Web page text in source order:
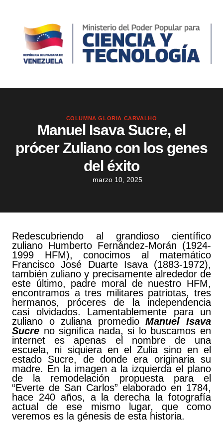
COLUMNA GLORIA CARVALHO
Manuel Isava Sucre, el
prócer Zuliano con los genes
del éxito
marzo 10, 2025
Redescubriendo al grandioso científico
zuliano Humberto Fernández-Morán (1924-
1999 HFM), conocimos al matemático
Francisco José Duarte Isava (1883-1972),
también zuliano y precisamente alrededor de
este último, padre moral de nuestro HFM,
encontramos a tres militares patriotas, tres
hermanos, próceres de la independencia
casi olvidados. Lamentablemente para un
zuliano o zuliana promedioManuel Isava
Sucre no significa nada, si lo buscamos en
internet es apenas el nombre de una
escuela, ni siquiera en el Zulia sino en el
estado Sucre, de donde era originaria su
madre. En la imagen a la izquierda el plano
de la remodelación propuesta para el
“Everte de San Carlos” elaborado en 1784,
hace 240 años, a la derecha la fotografía
actual de ese mismo lugar, que como
veremos es la génesis de esta historia.